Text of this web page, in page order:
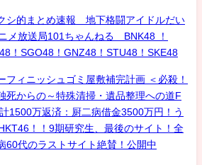
シ的まとめ速報 地下格闘アイドルだい
メ放送局101ちゃんねる BNK48 ！
！SGO48！GNZ48！STU48！SKE48
フィニッシュゴミ屋敷補完計画 ＜必殺！
死からの～特殊清掃・遺品整理への道F
1500万返済：厨二病借金3500万円！う
！！9期研究生、最後のサイト！全
60代のラストサイト絶賛！公開中